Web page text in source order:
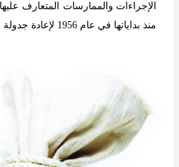
الإجراءات والممارسات المتعارف
منذ بداياتها في عام 1956 لإعادة جدولة قروض الأرجنتين.